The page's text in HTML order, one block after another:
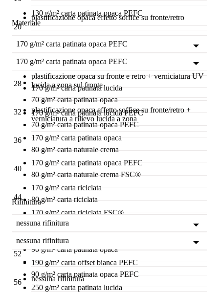
130 g/m² carta patinata opaca PEFC
160 g/m² carta naturale crema FSC®
170 g/m² carta patinata lucida
170 g/m² carta patinata lucida PEFC
170 g/m² carta patinata opaca
170 g/m² carta patinata opaca PEFC
170 g/m² carta riciclata
170 g/m² carta riciclata FSC®
190 g/m² carta offset bianca
190 g/m² carta offset bianca PEFC
250 g/m² carta patinata lucida
plastificazione opaca effetto soffice su fronte/retro
plastificazione opaca effetto soffice sul fronte +
plastificazione opaca su fronte e retro + verniciatura UV
lucida a zona sul fronte
plastificazione opaca effetto soffice su fronte/retro +
verniciatura a rilievo lucida a zona
20
28
32
36
40
44
48
52
56
Materiale
170 g/m² carta patinata opaca PEFC
170 g/m² carta patinata opaca PEFC
70 g/m² carta patinata opaca
70 g/m² carta patinata opaca PEFC
80 g/m² carta naturale crema
80 g/m² carta naturale crema FSC®
80 g/m² carta riciclata
80 g/m² carta riciclata FSC®
90 g/m² carta patinata opaca
90 g/m² carta patinata opaca PEFC
Rifinitura
nessuna rifinitura
nessuna rifinitura
nessuna rifinitura